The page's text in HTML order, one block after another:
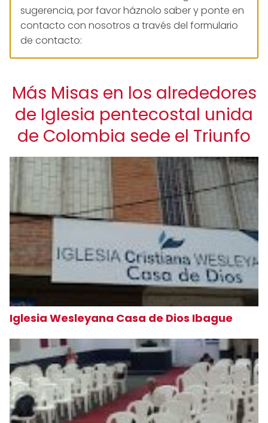
sugerencia, por favor háznolo saber y ponte en
contacto con nosotros a través del formulario
de contacto:
Más Misas en los alrededores
de Iglesia pentecostal unida
de Colombia sede el Triunfo
Iglesia Wesleyana Casa de Dios Ibague